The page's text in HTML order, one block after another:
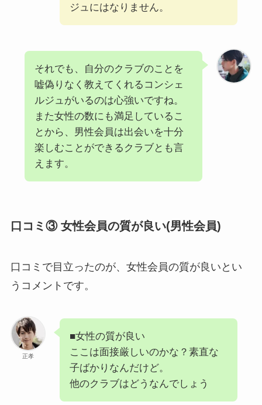
ジュにはなりません。
それでも、自分のクラブのことを
嘘偽りなく教えてくれるコンシェ
ルジュがいるのは心強いですね。
また女性の数にも満足しているこ
とから、男性会員は出会いを十分
楽しむことができるクラブとも言
えます。
口コミ③ 女性会員の質が良い(男性会員)
口コミで目立ったのが、女性会員の質が良いとい
うコメントです。
正孝
■女性の質が良い
ここは面接厳しいのかな？素直な
子ばかりなんだけど。
他のクラブはどうなんでしょう